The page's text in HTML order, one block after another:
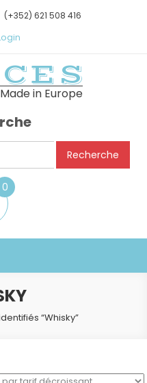
(+352) 621 508 416
in Europe
Recherche
0
item
“Whisky”